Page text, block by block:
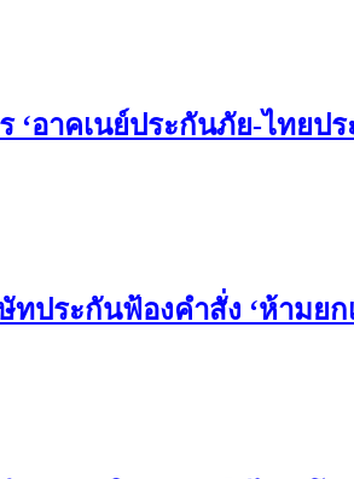
‘อาคเนย์ประกันภัย-ไทย
ทประกันฟ้องคำสั่ง ‘ห้ามย